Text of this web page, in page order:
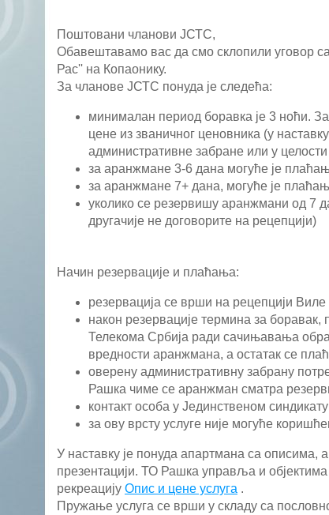
Поштовани чланови ЈСТС,
Обавештавамо вас да смо склопили уговор
Рас'' на Копаонику.
За чланове ЈСТС понуда је следећа:
минималан период боравка је 3 ноћи.
цене из званичног ценовника (у
административне забране или у целости
за аранжмане 3-6 дана могуће је
за аранжмане 7+ дана, могуће је
уколико се резервишу аранжмани од 7
другачије не договорите на рецепцији)
Начин резервације и плаћања:
резервација се врши на рецепцији
након резервације термина за боравак,
Телекома Србија ради сачињавања
вредности аранжмана, а остатак се
оверену административну забрану
Рашка чиме се аранжман сматра
контакт особа у Јединственом
за ову врсту услуге није могуће
У наставку је понуда апартмана са описима,
презентацији. ТО Рашка управља и
рекреацију Опис и цене услуга .
Пружање услуга се врши у складу са